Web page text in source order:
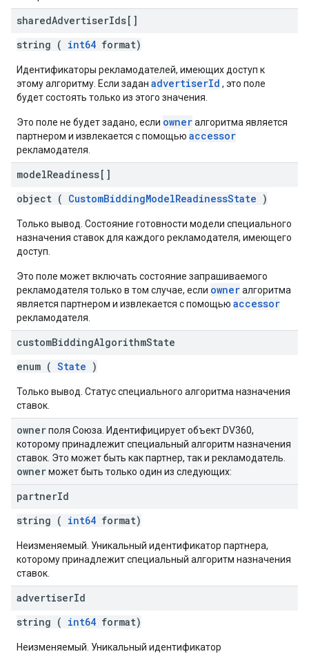
sharedAdvertiserIds[]
string ( int64 format)
Идентификаторы рекламодателей, имеющих доступ к
этому алгоритму. Если задан advertiserId , это поле
будет состоять только из этого значения.
Это поле не будет задано, если ownerалгоритма является
партнером и извлекается с помощью accessor
рекламодателя.
modelReadiness[]
object ( CustomBiddingModelReadinessState )
Только вывод. Состояние готовности модели специального
назначения ставок для каждого рекламодателя, имеющего
доступ.
Это поле может включать состояние запрашиваемого
рекламодателя только в том случае, если ownerалгоритма
является партнером и извлекается с помощью accessor
рекламодателя.
customBiddingAlgorithmState
enum ( State )
Только вывод. Статус специального алгоритма назначения
ставок.
ownerполя Союза. Идентифицирует объект DV360,
которому принадлежит специальный алгоритм назначения
ставок. Это может быть как партнер, так и рекламодатель.
ownerможет быть только один из следующих:
partnerId
string ( int64 format)
Неизменяемый. Уникальный идентификатор партнера,
которому принадлежит специальный алгоритм назначения
ставок.
advertiserId
string ( int64 format)
Неизменяемый. Уникальный идентификатор